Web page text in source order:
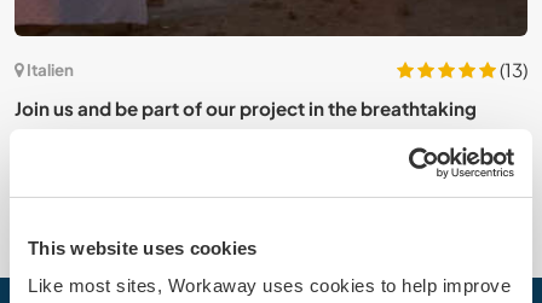
This website uses cookies
Like most sites, Workaway uses cookies to help improve
Italien
(13)
Join us and be part of our project in the breathtaking